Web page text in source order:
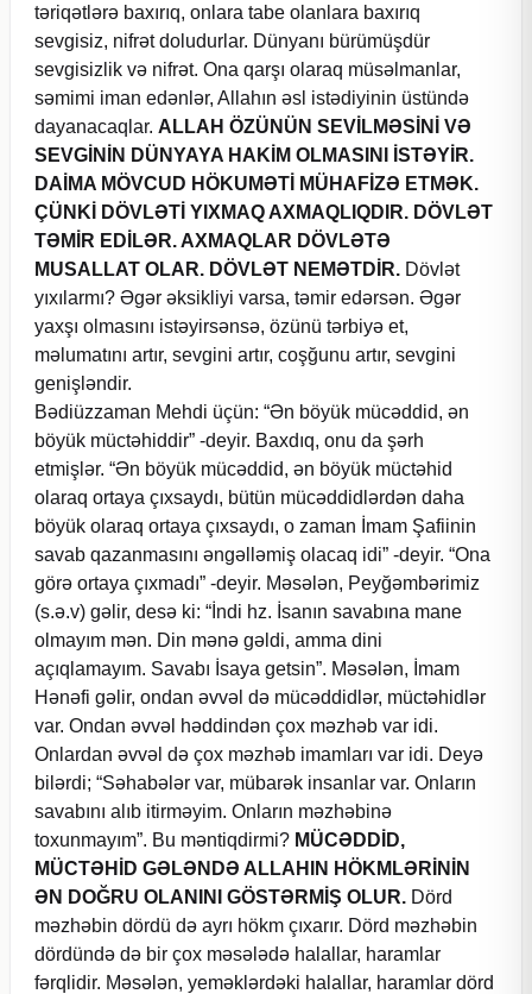
təriqətlərə baxırıq, onlara tabe olanlara baxırıq
sevgisiz, nifrət doludurlar. Dünyanı bürümüşdür
sevgisizlik və nifrət. Ona qarşı olaraq müsəlmanlar,
səmimi iman edənlər, Allahın əsl istədiyinin üstündə
dayanacaqlar. ALLAH ÖZÜNÜN SEVİLMƏSİNİ VƏ
SEVGİNİN DÜNYAYA HAKİM OLMASINI İSTƏYİR.
DAİMA MÖVCUD HÖKUMƏTİ MÜHAFİZƏ ETMƏK.
ÇÜNKİ DÖVLƏTİ YIXMAQ AXMAQLIQDIR. DÖVLƏT
TƏMİR EDİLƏR. AXMAQLAR DÖVLƏTƏ
MUSALLAT OLAR. DÖVLƏT NEMƏTDİR. Dövlət
yıxılarmı? Əgər əksikliyi varsa, təmir edərsən. Əgər
yaxşı olmasını istəyirsənsə, özünü tərbiyə et,
məlumatını artır, sevgini artır, coşğunu artır, sevgini
genişləndir.
Bədiüzzaman Mehdi üçün: “Ən böyük mücəddid, ən
böyük müctəhiddir” -deyir. Baxdıq, onu da şərh
etmişlər. “Ən böyük mücəddid, ən böyük müctəhid
olaraq ortaya çıxsaydı, bütün mücəddidlərdən daha
böyük olaraq ortaya çıxsaydı, o zaman İmam Şafiinin
savab qazanmasını əngəlləmiş olacaq idi” -deyir. “Ona
görə ortaya çıxmadı” -deyir. Məsələn, Peyğəmbərimiz
(s.ə.v) gəlir, desə ki: “İndi hz. İsanın savabına mane
olmayım mən. Din mənə gəldi, amma dini
açıqlamayım. Savabı İsaya getsin”. Məsələn, İmam
Hənəfi gəlir, ondan əvvəl də mücəddidlər, müctəhidlər
var. Ondan əvvəl həddindən çox məzhəb var idi.
Onlardan əvvəl də çox məzhəb imamları var idi. Deyə
bilərdi; “Səhabələr var, mübarək insanlar var. Onların
savabını alıb itirməyim. Onların məzhəbinə
toxunmayım”. Bu məntiqdirmi? MÜCƏDDİD,
MÜCTƏHİD GƏLƏNDƏ ALLAHIN HÖKMLƏRİNİN
ƏN DOĞRU OLANINI GÖSTƏRMİŞ OLUR. Dörd
məzhəbin dördü də ayrı hökm çıxarır. Dörd məzhəbin
dördündə də bir çox məsələdə halallar, haramlar
fərqlidir. Məsələn, yeməklərdəki halallar, haramlar dörd